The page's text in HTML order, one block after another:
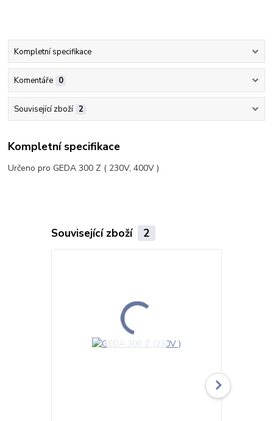
Kompletní specifikace
Komentáře 0
Související zboží 2
Kompletní specifikace
Určeno pro GEDA 300 Z ( 230V, 400V )
Související zboží 2